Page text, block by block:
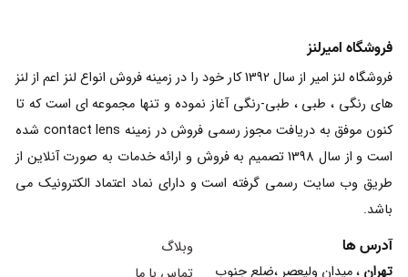
فروشگاه امیرلنز
فروشگاه لنز امیر از سال 1392 کار خود را در زمینه فروش انواع لنز اعم از لنز
های رنگی ، طبی ، طبی-رنگی آغاز نموده و تنها مجموعه ای است که تا
کنون موفق به دریافت مجوز رسمی فروش در زمینه contact lens شده
است و از سال 1398 تصمیم به فروش و ارائه خدمات به صورت آنلاین از
طریق وب سایت رسمی گرفته است و دارای نماد اعتماد الکترونیک می
باشد.
آدرس ها
تهران ، میدان ولیعصر ،ضلع جنوب
وبلاگ